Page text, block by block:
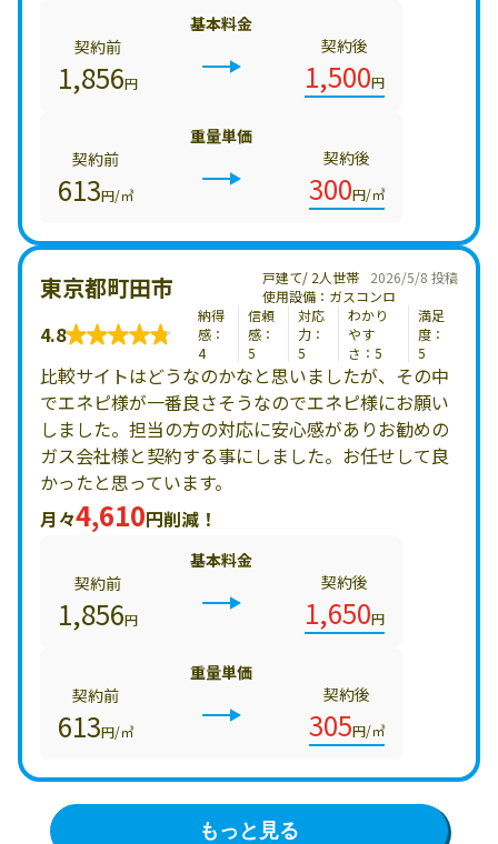
基本料金
契約前
1,856円
契約後
1,500円
重量単価
契約前
613円/㎥
契約後
300円/㎥
2026/5/8 投稿
東京都町田市
戸建て/ 2人世帯
使用設備：ガスコンロ
4.8
納得
感：
4
信頼
感：
5
対応
力：
5
わかり
やす
さ：5
満足
度：
5
比較サイトはどうなのかなと思いましたが、その中
でエネピ様が一番良さそうなのでエネピ様にお願い
しました。担当の方の対応に安心感がありお勧めの
ガス会社様と契約する事にしました。お任せして良
かったと思っています。
月々4,610円削減！
基本料金
契約前
1,856円
契約後
1,650円
重量単価
契約前
613円/㎥
契約後
305円/㎥
もっと見る